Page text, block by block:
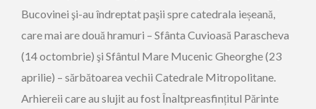
Bucovinei şi-au îndreptat paşii spre catedrala ieșeană,
care mai are două hramuri – Sfânta Cuvioasă Parascheva
(14 octombrie) şi Sfântul Mare Mucenic Gheorghe (23
aprilie) – sărbătoarea vechii Catedrale Mitropolitane.
Arhiereii care au slujit au fost Înaltpreasfințitul Părinte